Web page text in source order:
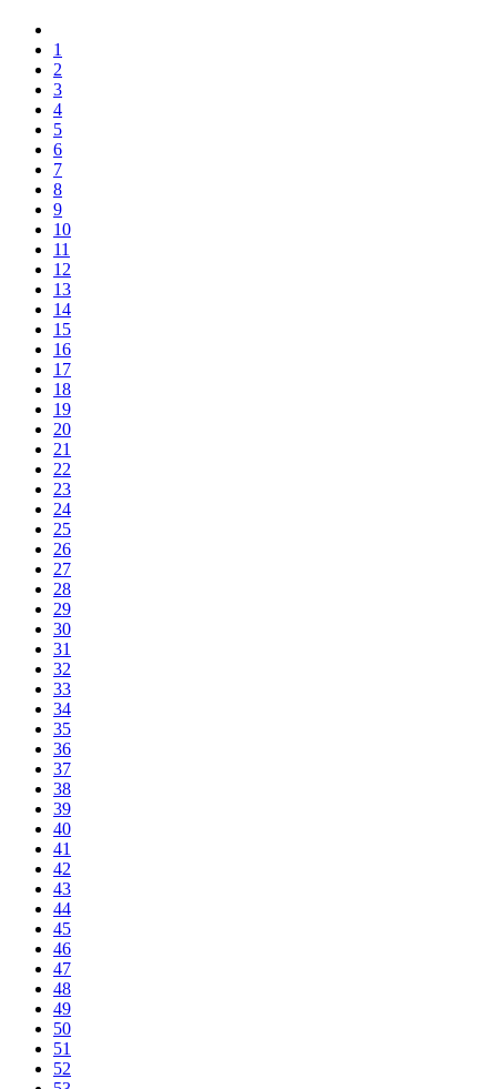
1
2
3
4
5
6
7
8
9
10
11
12
13
14
15
16
17
18
19
20
21
22
23
24
25
26
27
28
29
30
31
32
33
34
35
36
37
38
39
40
41
42
43
44
45
46
47
48
49
50
51
52